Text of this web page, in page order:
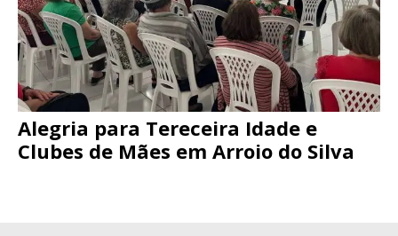
Alegria para Tereceira Idade e
Clubes de Mães em Arroio do Silva